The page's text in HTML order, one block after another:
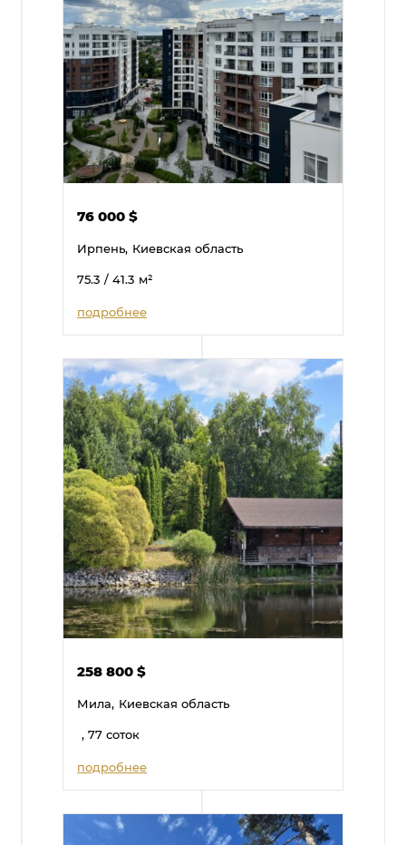
76 000$
Ирпень, Киевская область
75.3 / 41.3 м²
подробнее
258 800$
Мила, Киевская область
, 77 соток
подробнее